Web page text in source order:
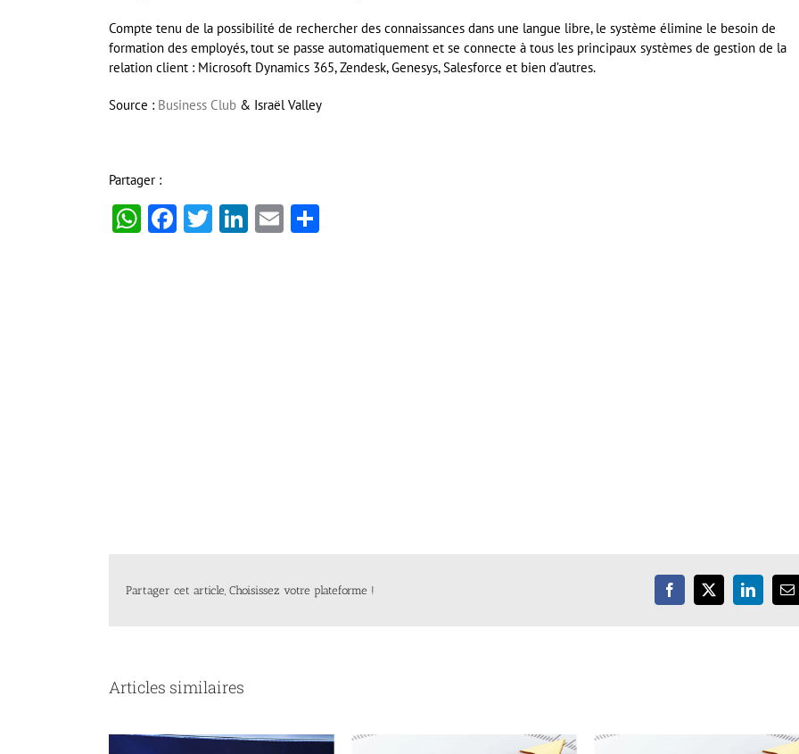
Compte tenu de la possibilité de rechercher des connaissances dans une langue libre, le système élimine le besoin de
formation des employés, tout se passe automatiquement et se connecte à tous les principaux systèmes de gestion de la
relation client : Microsoft Dynamics 365, Zendesk, Genesys, Salesforce et bien d’autres.
Source : Business Club & Israël Valley
Partager :
WhatsApp
Facebook
Twitter
LinkedIn
Email
Partager cet article, Choisissez votre plateforme ! Facebook
X LinkedIn
Articles similaires